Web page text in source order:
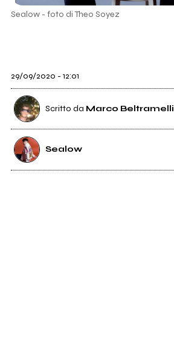
Sealow - foto di Theo Soyez
29/09/2020 - 12:01
Scritto da Marco Beltramelli
Sealow